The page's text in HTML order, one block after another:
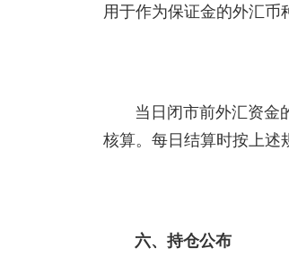
用于作为保证金的外汇币
当日闭市前外汇资金
核算。每日结算时按上述
六、持仓公布